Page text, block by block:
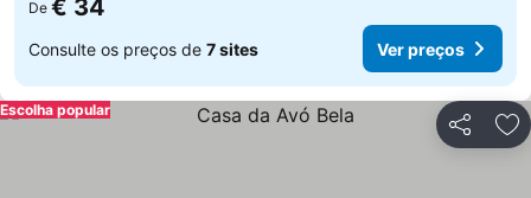
De € 34
Consulte os preços de 7 sites Ver preços
Partilhar
Escolha popular